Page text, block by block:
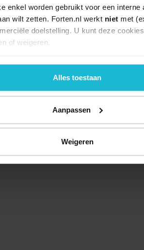
enkel worden gebruikt voor een interne
wilt zetten. Forten.nl werkt niet met
doelstelling. U kunt deze
of weigeren.
Alles toestaan
Aanpassen
Weigeren